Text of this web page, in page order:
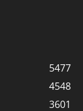
5477
4548
3601